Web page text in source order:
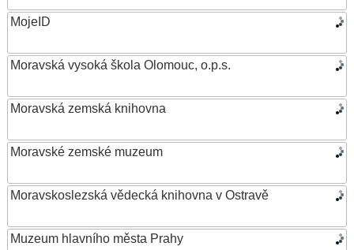
MojeID
Moravská vysoká škola Olomouc, o.p.s.
Moravská zemská knihovna
Moravské zemské muzeum
Moravskoslezská vědecká knihovna v Ostravě
Muzeum hlavního města Prahy